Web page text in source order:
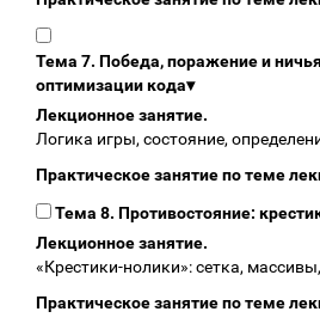
Тема 7. Победа, поражение и
оптимизации кода▾
Лекционное занятие.
Логика игры, состояние,
Практическое занятие по теме
Тема 8. Противостояние:
Лекционное занятие.
«Крестики‑нолики»: сетка,
Практическое занятие по теме